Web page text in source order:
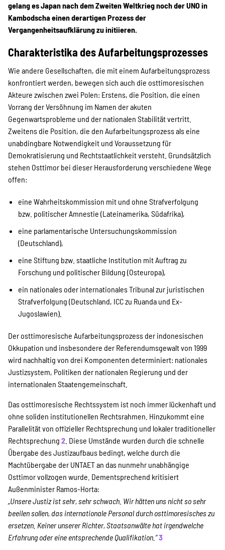
Newsletter abonnieren
SPENDEN
Über uns
Transparenz
Kontakt
english
Indonesian
Suche
gelang es Japan nach dem Zweiten Weltkrieg noch der UNO in
Kambodscha einen derartigen Prozess der
Vergangenheitsaufklärung zu initiieren.
Charakteristika des Aufarbeitungsprozesses
Wie andere Gesellschaften, die mit einem Aufarbeitungsprozess
konfrontiert werden, bewegen sich auch die osttimoresischen
Akteure zwischen zwei Polen: Erstens, die Position, die einen
Vorrang der Versöhnung im Namen der akuten
Gegenwartsprobleme und der nationalen Stabilität vertritt.
Zweitens die Position, die den Aufarbeitungsprozess als eine
unabdingbare Notwendigkeit und Voraussetzung für
Demokratisierung und Rechtstaatlichkeit versteht. Grundsätzlich
stehen Osttimor bei dieser Herausforderung verschiedene Wege
offen:
eine Wahrheitskommission mit und ohne Strafverfolgung
bzw. politischer Amnestie (Lateinamerika, Südafrika),
eine parlamentarische Untersuchungskommission
(Deutschland),
eine Stiftung bzw. staatliche Institution mit Auftrag zu
Forschung und politischer Bildung (Osteuropa),
ein nationales oder internationales Tribunal zur juristischen
Strafverfolgung (Deutschland, ICC zu Ruanda und Ex-
Jugoslawien).
Der osttimoresische Aufarbeitungsprozess der indonesischen
Okkupation und insbesondere der Referendumsgewalt von 1999
wird nachhaltig von drei Komponenten determiniert: nationales
Justizsystem, Politiken der nationalen Regierung und der
internationalen Staatengemeinschaft.
Das osttimoresische Rechtssystem ist noch immer lückenhaft und
ohne soliden institutionellen Rechtsrahmen. Hinzukommt eine
Parallelität von offizieller Rechtsprechung und lokaler traditioneller
Rechtsprechung 2 . Diese Umstände wurden durch die schnelle
Übergabe des Justizaufbaus bedingt, welche durch die
Machtübergabe der UNTAET an das nunmehr unabhängige
Osttimor vollzogen wurde. Dementsprechend kritisiert
Außenminister Ramos-Horta:
„Unsere Justiz ist sehr, sehr schwach. Wir hätten uns nicht so sehr
beeilen sollen, das internationale Personal durch osttimoresisches zu
ersetzen. Keiner unserer Richter, Staatsanwälte hat irgendwelche
Erfahrung oder eine entsprechende Qualifikation.“3